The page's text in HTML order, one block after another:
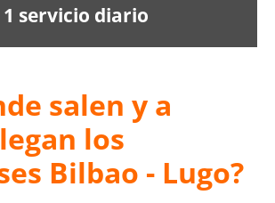
1 servicio diario
salen y a
los
Bilbao - Lugo?